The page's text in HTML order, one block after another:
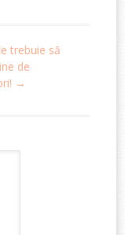
trebuie să
de
→